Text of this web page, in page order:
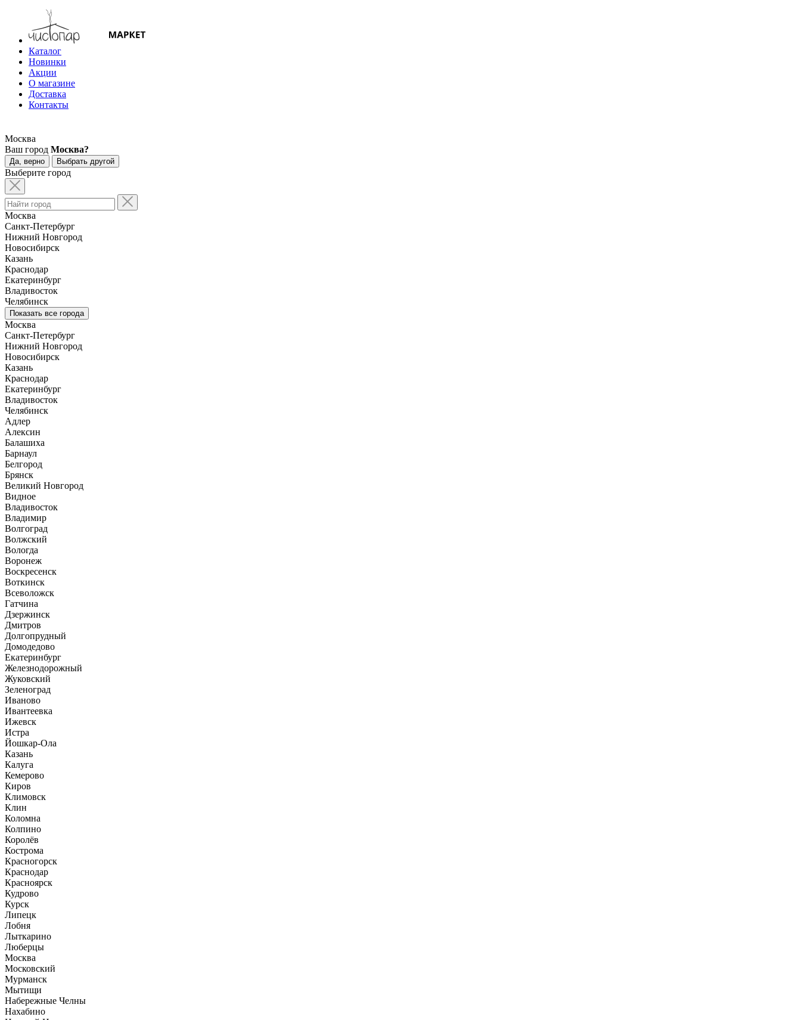
Каталог
Новинки
Акции
О магазине
Доставка
Контакты
Москва
Ваш город Москва?
Да, верно Выбрать другой
Выберите город
Москва
Санкт-Петербург
Нижний Новгород
Новосибирск
Казань
Краснодар
Екатеринбург
Владивосток
Челябинск
Показать все города
Москва
Санкт-Петербург
Нижний Новгород
Новосибирск
Казань
Краснодар
Екатеринбург
Владивосток
Челябинск
Адлер
Алексин
Балашиха
Барнаул
Белгород
Брянск
Великий Новгород
Видное
Владивосток
Владимир
Волгоград
Волжский
Вологда
Воронеж
Воскресенск
Воткинск
Всеволожск
Гатчина
Дзержинск
Дмитров
Долгопрудный
Домодедово
Екатеринбург
Железнодорожный
Жуковский
Зеленоград
Иваново
Ивантеевка
Ижевск
Истра
Йошкар-Ола
Казань
Калуга
Кемерово
Киров
Климовск
Клин
Коломна
Колпино
Королёв
Кострома
Красногорск
Краснодар
Красноярск
Кудрово
Курск
Липецк
Лобня
Лыткарино
Люберцы
Москва
Московский
Мурманск
Мытищи
Набережные Челны
Нахабино